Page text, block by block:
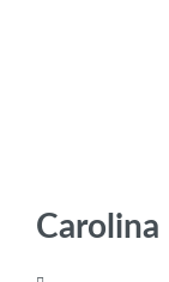
Carolina